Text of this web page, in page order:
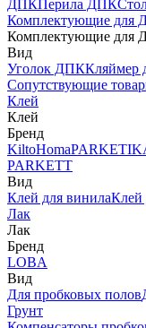
ДПКПерила ДПК
Комплектующие для
Комплектующие для
Вид
Уголок ДПККляймер
Сопутствующие
Клей
Клей
Бренд
KiltoHoma
PARKETT
Вид
Клей для винилаКлей
Лак
Лак
Бренд
LOBA
Вид
Для пробковых полов
Грунт